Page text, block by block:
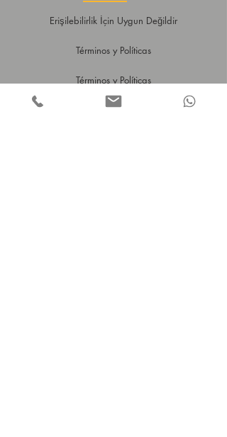
Erişilebilirlik İçin Uygun Değildir
Términos y Políticas
Términos y Políticas
Sürdürülebilirlik